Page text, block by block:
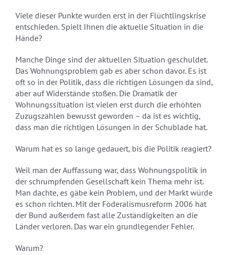
Viele dieser Punkte wurden erst in der Flüchtlingskrise
entschieden. Spielt Ihnen die aktuelle Situation in die
Hände?
Manche Dinge sind der aktuellen Situation geschuldet.
Das Wohnungsproblem gab es aber schon davor. Es ist
oft so in der Politik, dass die richtigen Lösungen da sind,
aber auf Widerstände stoßen. Die Dramatik der
Wohnungssituation ist vielen erst durch die erhöhten
Zuzugszahlen bewusst geworden – da ist es wichtig,
dass man die richtigen Lösungen in der Schublade hat.
Warum hat es so lange gedauert, bis die Politik reagiert?
Weil man der Auffassung war, dass Wohnungspolitik in
der schrumpfenden Gesellschaft kein Thema mehr ist.
Man dachte, es gäbe kein Problem, und der Markt würde
es schon richten. Mit der Föderalismusreform 2006 hat
der Bund außerdem fast alle Zuständigkeiten an die
Länder verloren. Das war ein grundlegender Fehler.
Warum?